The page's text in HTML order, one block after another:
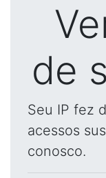
de
Seu IP fez
acessos
conosco.